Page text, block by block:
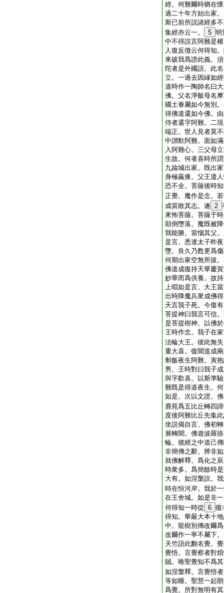
經。何難爾時猶在
過二十年方始出家
斯已前所説諸經多
集經亦云一。
5 明
中不得説言阿難是
人復反徴云何得知
來破我爲證此義。
陀者是外國語。此
立。一過去因縁如
道時作一陶師名曰
佛。父名淨飯母名
國土眷屬如今無別
得佛道還如今佛。
侍者還字阿難。二
端正。世人見者莫
中讃歎阿難。面如
入阿難心。三父母
生故。何者喜時所
九踰城出家。既出
身極羸痩。父王遣
恐不全。菩薩後時
正覺。魔作是念。
成當敗其志。遂 2
來怖菩薩。菩薩于
顛倒墮落。魔既被
我能勝。當惱其父
是言。悉達太子昨
墮。良久乃甦更爲
何期出家空無所拔
佛道成復持天華慶
妙華而爲供養。故
上唱如是言。大王
出時降魔兵衆成佛
天言我子死。今復
菩提神曰我言可信
是菩提樹神。以佛
王時作念。我子在
法輪大王。彼此無
重大喜。復聞道成
斛飯夜生阿難。寅
男。王時對曰我子
與字歡喜。以斯準
難既是得道夜生。
如是。次以文證。
鹿苑爲五比丘轉四
度後阿難比丘先集
坐説偈自言。佛初
展轉聞。佛遊波羅
輪。彼經之中道己
非簡傳之辭。辨非
就佛解釋。爲化之
時衆多。爲簡餘時
大有。如涅槃説。
時在恒河岸。我於
在王舍城。如是非
何得知一時從 6 復
得知。華嚴大本十
中。龍樹別傳改爾
改爾作一寧不屬下
天竺語此翻名覺。
覺悟。言覺察者對
賊。唯聖覺知不爲
如涅槃釋。言覺悟
等如睡。聖慧一起
爲覺。所對無明有